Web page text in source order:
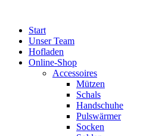
springenStart
Unser Team
Hofladen
Online-Shop
Accessoires
Mützen
Schals
Handschuhe
Pulswärmer
Socken